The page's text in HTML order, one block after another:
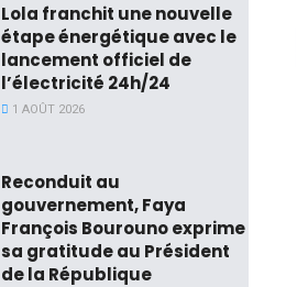
Lola franchit une nouvelle
étape énergétique avec le
lancement officiel de
l’électricité 24h/24
1 AOÛT 2026
Reconduit au
gouvernement, Faya
François Bourouno exprime
sa gratitude au Président
de la République